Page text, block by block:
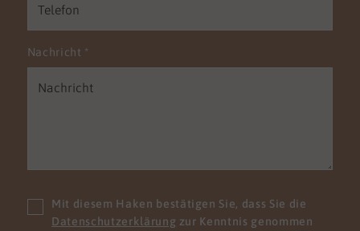
Nachricht *
Mit diesem Haken bestätigen Sie, dass Sie die
Datenschutzerklärung zur Kenntnis genommen